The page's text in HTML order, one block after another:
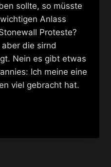
sollte, so müsste
Anlass
Proteste?
die sirnd
Nein es gibt etwas
Ich meine eine
viel gebracht hat.